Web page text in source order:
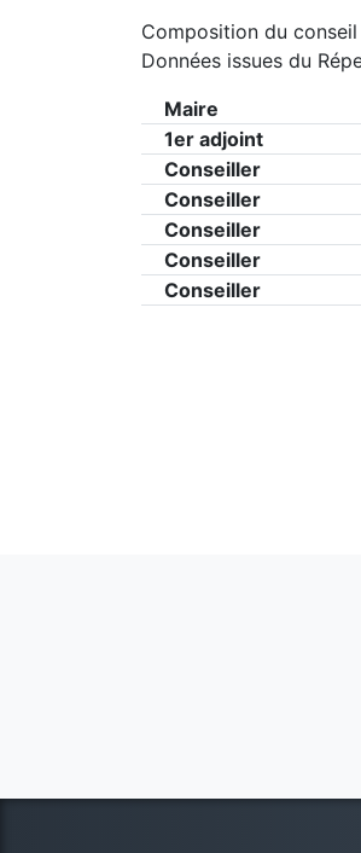
Composition du
Données issues du
Maire
1er adjoint
Conseiller
Conseiller
Conseiller
Conseiller
Conseiller